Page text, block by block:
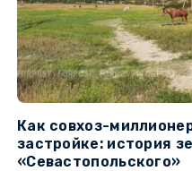
Как совхоз-
застройке: история
«Севастопольского»